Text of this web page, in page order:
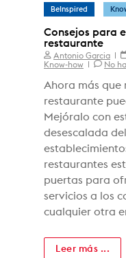
BeInspired
Consejos para
restaurante
Antonio Garcia
Know-how
No
Ahora más que
restaurante
Mejóralo con
desescalada
restaurantes
puertas para
servicios a los
cualquier otra
Leer más ...